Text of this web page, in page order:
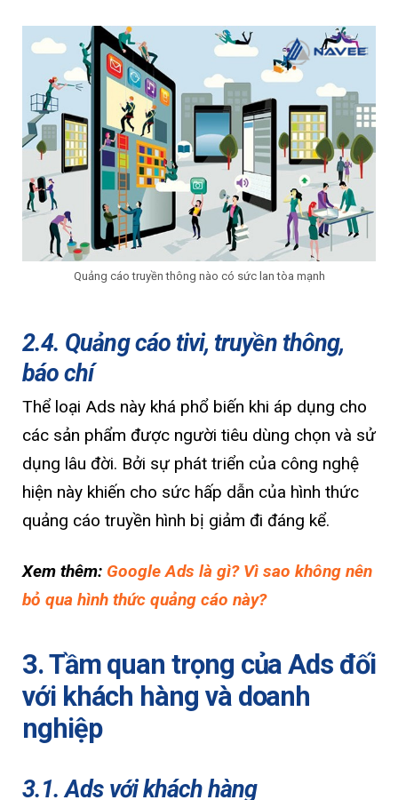
Quảng cáo truyền thông nào có sức lan tòa mạnh
2.4. Quảng cáo tivi, truyền thông,
báo chí
Thể loại Ads này khá phổ biến khi áp dụng cho
các sản phẩm được người tiêu dùng chọn và sử
dụng lâu đời. Bởi sự phát triển của công nghệ
hiện này khiến cho sức hấp dẫn của hình thức
quảng cáo truyền hình bị giảm đi đáng kể.
Xem thêm: Google Ads là gì? Vì sao không nên
bỏ qua hình thức quảng cáo này?
3. Tầm quan trọng của Ads đối
với khách hàng và doanh
nghiệp
3.1. Ads với khách hàng